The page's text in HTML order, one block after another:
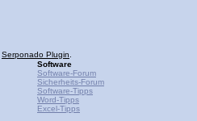
Serponado Plugin
Software
Software-Forum
Sicherheits-Forum
Software-Tipps
Word-Tipps
Excel-Tipps